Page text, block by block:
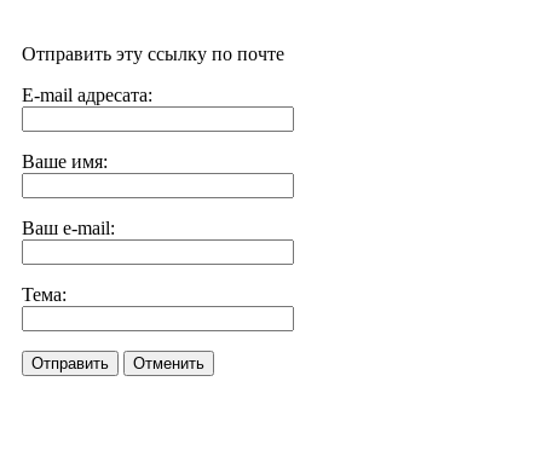
Отправить эту ссылку по почте
E-mail адресата:
Ваше имя:
Ваш e-mail:
Тема:
Отправить Отменить